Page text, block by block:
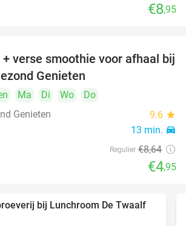
€8,95
43%
verse smoothie voor afhaal bij
Genieten
Ma Di Wo
Do
Genieten
9.6 star
13 min. directions_car
Regulier €8,64
€4,95
40%
bij Lunchroom De Twaalf